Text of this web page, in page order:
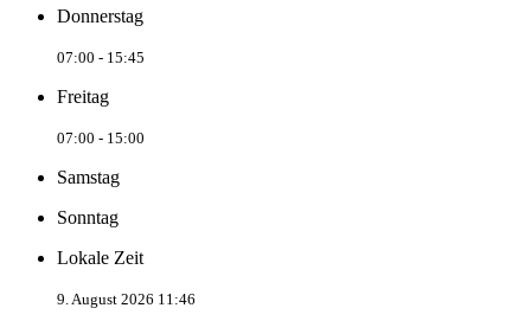
Donnerstag
07:00 - 15:45
Freitag
07:00 - 15:00
Samstag
Sonntag
Lokale Zeit
9. August 2026 11:46